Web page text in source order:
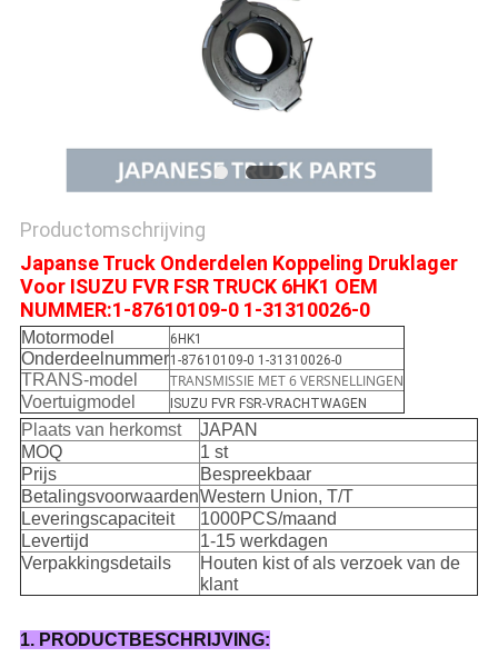
Productomschrijving
Japanse Truck Onderdelen Koppeling Druklager
Voor ISUZU FVR FSR TRUCK 6HK1 OEM
NUMMER:1-87610109-0 1-31310026-0
Motormodel 6HK1
Onderdeelnummer1-87610109-0 1-31310026-0
TRANS-model
TRANSMISSIE MET 6 VERSNELLINGEN
Voertuigmodel
ISUZU FVR FSR-VRACHTWAGEN
Plaats van herkomst
JAPAN
MOQ
1 st
Prijs
Bespreekbaar
BetalingsvoorwaardenWestern Union, T/T
Leveringscapaciteit
1000PCS/maand
Levertijd
1-15 werkdagen
Verpakkingsdetails
Houten kist of als verzoek van de
klant
1. PRODUCTBESCHRIJVING: